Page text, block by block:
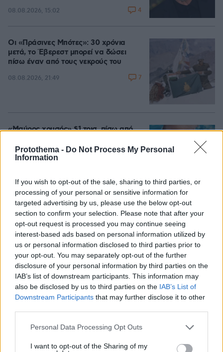
Protothema - Do Not Process My Personal
Information
If you wish to opt-out of the sale, sharing to third parties, or
processing of your personal or sensitive information for
targeted advertising by us, please use the below opt-out
section to confirm your selection. Please note that after your
opt-out request is processed you may continue seeing
interest-based ads based on personal information utilized by
us or personal information disclosed to third parties prior to
your opt-out. You may separately opt-out of the further
disclosure of your personal information by third parties on the
IAB’s list of downstream participants. This information may
also be disclosed by us to third parties on the IAB’s List of
Downstream Participants that may further disclose it to other
Please note that this website/app uses one or more Google
not limited to your visit or usage behaviour. You may click to
Personal Data Processing Opt Outs
I want to opt-out of the Sharing of my
08.08.2026, 15:02 4
Οι «Πράσινες Μπότες»: 30 χρόνια
μετά, το Έβερεστ μπορεί να δώσει
πίσω έναν από τους νεκρούς του
08.08.2026, 21:49 7
«Μαύρος χρυσός» $1 τρισ. πίσω από
που έχει διασυνδέσεις με τον Τραμπ
ετοιμάζεται να τρυπήσει τον πάγο
08.08.2026, 21:02 26
«Δεν είναι η Τζορτζίνα»: Απίστευτο
σκηνικό στη Μαδέιρα, χιλιάδες έξω
από εκκλησία περίμεναν τον γάμο του
Ρονάλντο και είδαν άλλο ζευγάρι, η
αντίδραση του Πορτογάλου σταρ
08.08.2026, 21:05 11
Games